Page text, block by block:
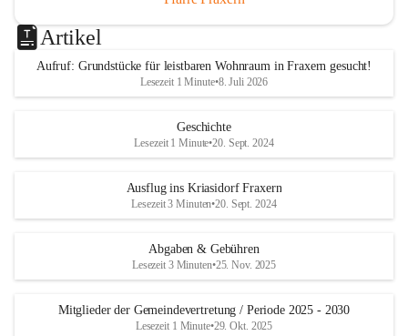
Artikel
Aufruf: Grundstücke für leistbaren Wohnraum in Fraxern gesucht!
Lesezeit 1 Minute•8. Juli 2026
Geschichte
Lesezeit 1 Minute•20. Sept. 2024
Ausflug ins Kriasidorf Fraxern
Lesezeit 3 Minuten•20. Sept. 2024
Abgaben & Gebühren
Lesezeit 3 Minuten•25. Nov. 2025
Mitglieder der Gemeindevertretung / Periode 2025 - 2030
Lesezeit 1 Minute•29. Okt. 2025